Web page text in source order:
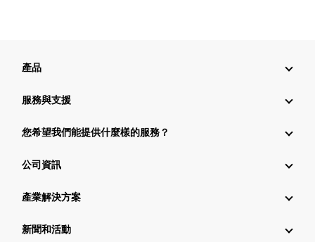
產品
服務與支援
您希望我們能提供什麼樣的服務？
公司資訊
產業解決方案
新聞和活動